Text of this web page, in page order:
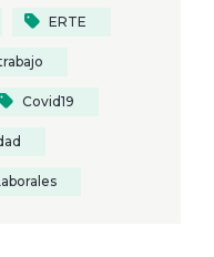
ERTE
Covid19